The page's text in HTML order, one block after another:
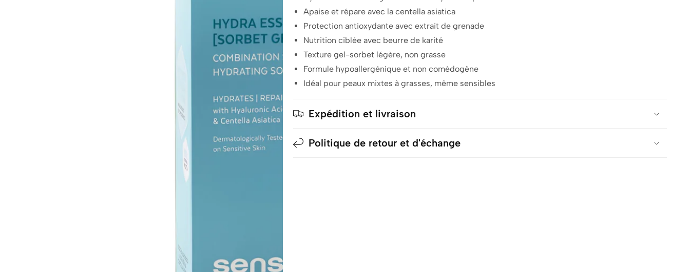
Apaise et répare avec la centella asiatica
Protection antioxydante avec extrait de grenade
Nutrition ciblée avec beurre de karité
Texture gel-sorbet légère, non grasse
Formule hypoallergénique et non comédogène
Idéal pour peaux mixtes à grasses, même sensibles
Expédition et livraison
Politique de retour et d'échange